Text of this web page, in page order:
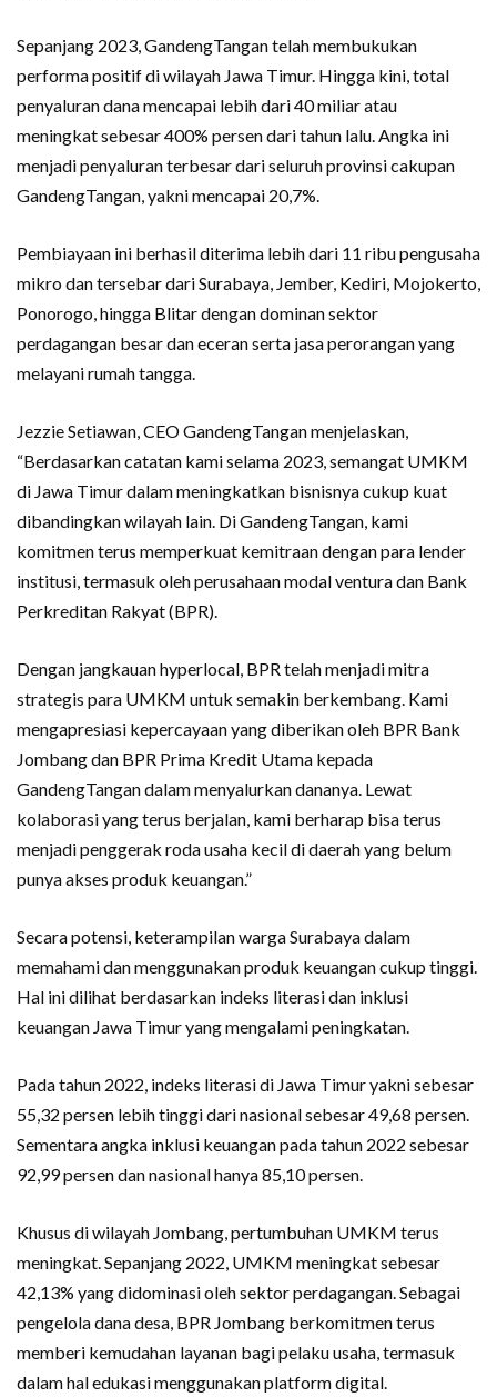
Sepanjang 2023, GandengTangan telah membukukan
performa positif di wilayah Jawa Timur. Hingga kini, total
penyaluran dana mencapai lebih dari 40 miliar atau
meningkat sebesar 400% persen dari tahun lalu. Angka ini
menjadi penyaluran terbesar dari seluruh provinsi cakupan
GandengTangan, yakni mencapai 20,7%.
Pembiayaan ini berhasil diterima lebih dari 11 ribu pengusaha
mikro dan tersebar dari Surabaya, Jember, Kediri, Mojokerto,
Ponorogo, hingga Blitar dengan dominan sektor
perdagangan besar dan eceran serta jasa perorangan yang
melayani rumah tangga.
Jezzie Setiawan, CEO GandengTangan menjelaskan,
“Berdasarkan catatan kami selama 2023, semangat UMKM
di Jawa Timur dalam meningkatkan bisnisnya cukup kuat
dibandingkan wilayah lain. Di GandengTangan, kami
komitmen terus memperkuat kemitraan dengan para lender
institusi, termasuk oleh perusahaan modal ventura dan Bank
Perkreditan Rakyat (BPR).
Dengan jangkauan hyperlocal, BPR telah menjadi mitra
strategis para UMKM untuk semakin berkembang. Kami
mengapresiasi kepercayaan yang diberikan oleh BPR Bank
Jombang dan BPR Prima Kredit Utama kepada
GandengTangan dalam menyalurkan dananya. Lewat
kolaborasi yang terus berjalan, kami berharap bisa terus
menjadi penggerak roda usaha kecil di daerah yang belum
punya akses produk keuangan.”
Secara potensi, keterampilan warga Surabaya dalam
memahami dan menggunakan produk keuangan cukup tinggi.
Hal ini dilihat berdasarkan indeks literasi dan inklusi
keuangan Jawa Timur yang mengalami peningkatan.
Pada tahun 2022, indeks literasi di Jawa Timur yakni sebesar
55,32 persen lebih tinggi dari nasional sebesar 49,68 persen.
Sementara angka inklusi keuangan pada tahun 2022 sebesar
92,99 persen dan nasional hanya 85,10 persen.
Khusus di wilayah Jombang, pertumbuhan UMKM terus
meningkat. Sepanjang 2022, UMKM meningkat sebesar
42,13% yang didominasi oleh sektor perdagangan. Sebagai
pengelola dana desa, BPR Jombang berkomitmen terus
memberi kemudahan layanan bagi pelaku usaha, termasuk
dalam hal edukasi menggunakan platform digital.